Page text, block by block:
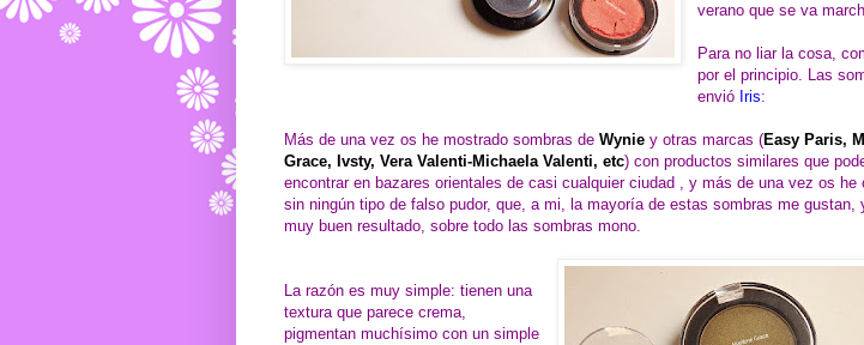
verano que se va
Para no liar la cosa,
por el principio. Las
envió Iris:
Más de una vez os he mostrado sombras de Wynie y otras marcas (Easy Paris,
Grace, Ivsty, Vera Valenti-Michaela Valenti, etc) con productos similares que
encontrar en bazares orientales de casi cualquier ciudad , y más de una vez os he
sin ningún tipo de falso pudor, que, a mi, la mayoría de estas sombras me gustan,
muy buen resultado, sobre todo las sombras mono.
La razón es muy simple: tienen una
textura que parece crema,
pigmentan muchísimo con un simple